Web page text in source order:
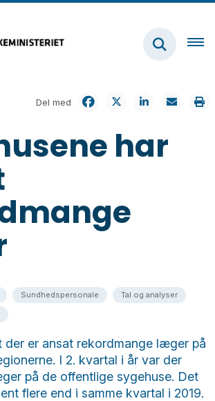
Del med
har
Sundhedspersonale
Tal og analyser
der er ansat rekordmange læger på
I 2. kvartal i år var der
på de offentlige sygehuse. Det
flere end i samme kvartal i 2019.